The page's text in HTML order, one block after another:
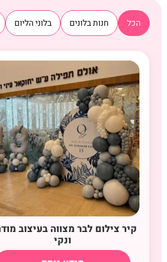
הכל חנות בלונים בלוני הליום
קיר צילום לבר מצווה בעיצוב
ונקי